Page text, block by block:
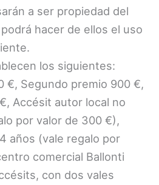
a ser propiedad del
hacer de ellos el uso
los siguientes:
€, Segundo premio 900 €,
Accésit autor local no
por valor de 300 €),
años (vale regalo por
comercial Ballonti
con dos vales